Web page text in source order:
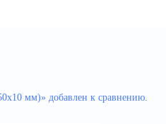
мм)» добавлен к сравнению.